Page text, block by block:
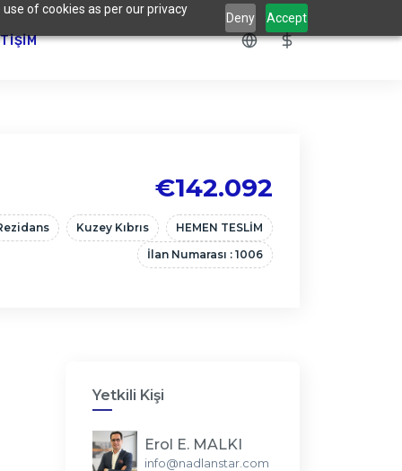
of cookies as per our privacy
Deny Accept
€142.092
Kuzey Kıbrıs
HEMEN TESLİM
İlan Numarası : 1006
Yetkili Kişi
Erol E. MALKI
info@nadlanstar.com